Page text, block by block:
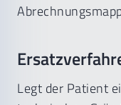
Legt der Patient